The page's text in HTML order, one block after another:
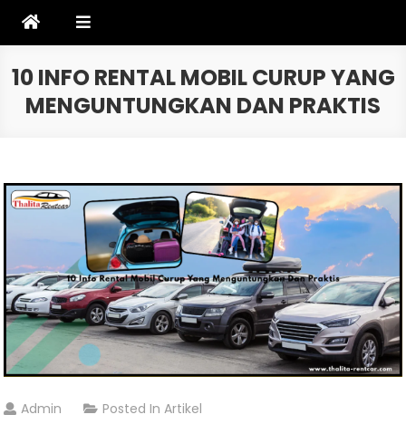
10 INFO RENTAL MOBIL CURUP YANG
MENGUNTUNGKAN DAN PRAKTIS
Admin Posted InArtikel